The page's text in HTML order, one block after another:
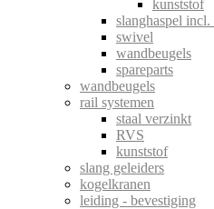
kunststof
slanghaspel incl.
swivel
wandbeugels
spareparts
wandbeugels
rail systemen
staal verzinkt
RVS
kunststof
slang geleiders
kogelkranen
leiding - bevestiging